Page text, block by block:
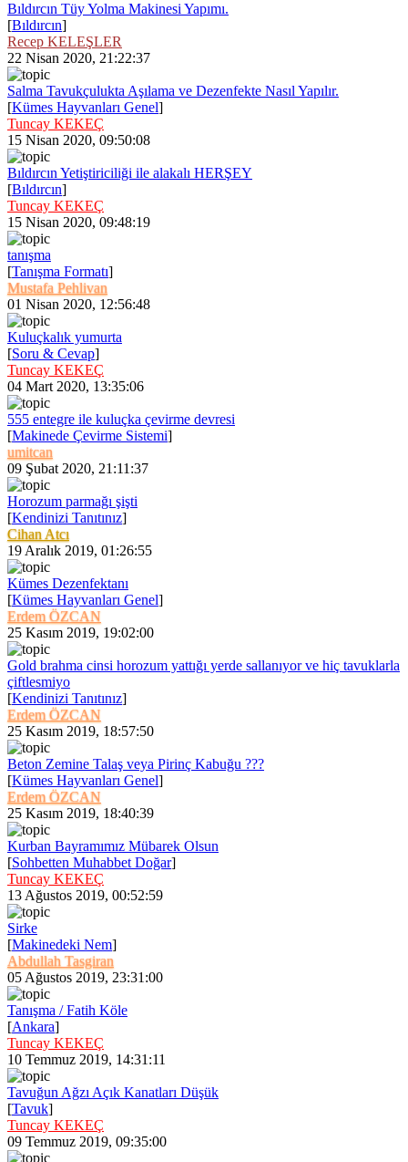
Bıldırcın Tüy Yolma Makinesi Yapımı.
[Bıldırcın]
Recep KELEŞLER
22 Nisan 2020, 21:22:37
Salma Tavukçulukta Aşılama ve Dezenfekte Nasıl Yapılır.
[Kümes Hayvanları Genel]
Tuncay KEKEÇ
15 Nisan 2020, 09:50:08
Bıldırcın Yetiştiriciliği ile alakalı HERŞEY
[Bıldırcın]
Tuncay KEKEÇ
15 Nisan 2020, 09:48:19
tanışma
[Tanışma Formatı]
Mustafa Pehlivan
01 Nisan 2020, 12:56:48
Kuluçkalık yumurta
[Soru & Cevap]
Tuncay KEKEÇ
04 Mart 2020, 13:35:06
555 entegre ile kuluçka çevirme devresi
[Makinede Çevirme Sistemi]
umitcan
09 Şubat 2020, 21:11:37
Horozum parmağı şişti
[Kendinizi Tanıtınız]
Cihan Atcı
19 Aralık 2019, 01:26:55
Kümes Dezenfektanı
[Kümes Hayvanları Genel]
Erdem ÖZCAN
25 Kasım 2019, 19:02:00
Gold brahma cinsi horozum yattığı yerde sallanıyor ve hiç tavuklarla
çiftlesmiyo
[Kendinizi Tanıtınız]
Erdem ÖZCAN
25 Kasım 2019, 18:57:50
Beton Zemine Talaş veya Pirinç Kabuğu ???
[Kümes Hayvanları Genel]
Erdem ÖZCAN
25 Kasım 2019, 18:40:39
Kurban Bayramımız Mübarek Olsun
[Sohbetten Muhabbet Doğar]
Tuncay KEKEÇ
13 Ağustos 2019, 00:52:59
Sirke
[Makinedeki Nem]
Abdullah Tasgiran
05 Ağustos 2019, 23:31:00
Tanışma / Fatih Köle
[Ankara]
Tuncay KEKEÇ
10 Temmuz 2019, 14:31:11
Tavuğun Ağzı Açık Kanatları Düşük
[Tavuk]
Tuncay KEKEÇ
09 Temmuz 2019, 09:35:00